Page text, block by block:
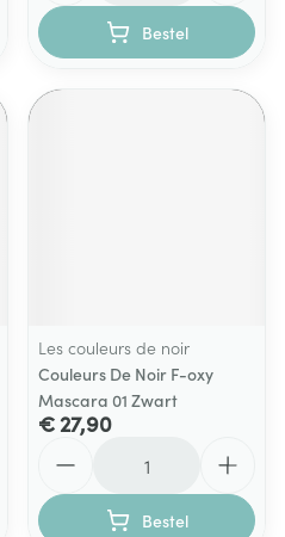
Bestel
Les couleurs de noir
Couleurs De Noir F-oxy
Mascara 01 Zwart
€ 27,90
Bestel